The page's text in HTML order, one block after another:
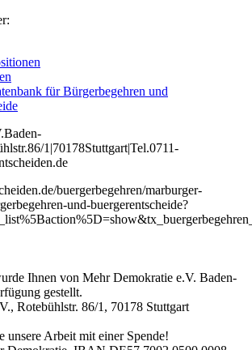
für Bürgerbegehren und
.Baden-
.86/1 |70178Stuttgart|Tel.0711-
.de
buergerbegehren/marburger-
und-buergerentscheide?
Ihnen von Mehr Demokratie e.V. Baden-
gestellt.
Rotebühlstr. 86/1, 70178 Stuttgart
unsere Arbeit mit einer Spende!